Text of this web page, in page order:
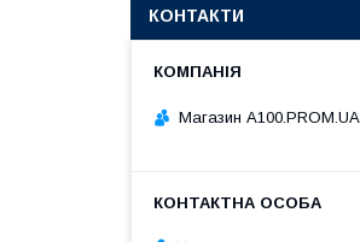
КОНТАКТИ
Магазин A100.PROM.UA